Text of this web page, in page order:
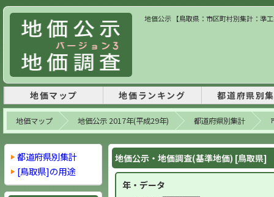
地価公示 【鳥取県：市区町村別集計：準
地価マップ 地価ランキング 都道府県別
地価マップ 地価公示 2017年(平成29年) 都道府県別集計
地価公示・地価調査(基準地価) [鳥取県]
年・データ
都道府県別集計
[鳥取県]の用途